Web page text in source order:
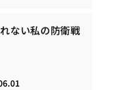
ない私の防衛戦